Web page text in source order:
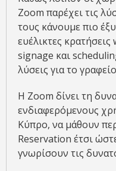
Zoom παρέχει τις
τους κάνουμε πιο
ευέλικτες
signage και
λύσεις για το
Η Zoom δίνει τη
ενδιαφερόμενους
Κύπρο, να μάθουν
Reservation έτσι
γνωρίσουν τις